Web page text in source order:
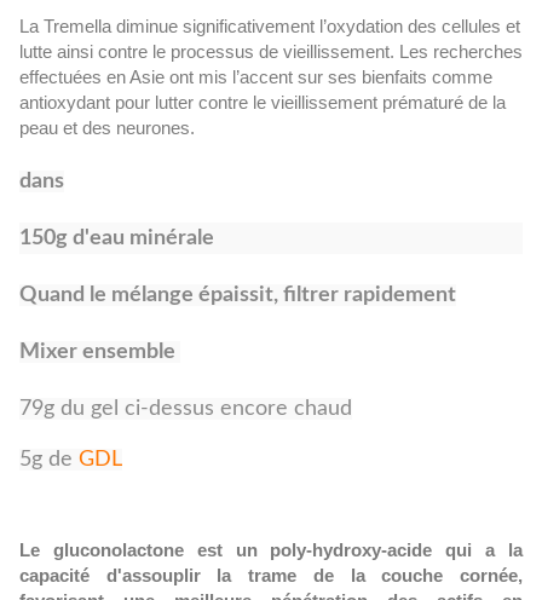
La Tremella diminue significativement l’oxydation des cellules et
lutte ainsi contre le processus de vieillissement. Les recherches
effectuées en Asie ont mis l’accent sur ses bienfaits comme
antioxydant pour lutter contre le vieillissement prématuré de la
peau et des neurones.
dans
150g d'eau minérale
Quand le mélange épaissit, filtrer rapidement
Mixer ensemble
79g du gel ci-dessus encore chaud
5g de GDL
Le gluconolactone est un poly-hydroxy-acide qui a la
capacité d'assouplir la trame de la couche cornée,